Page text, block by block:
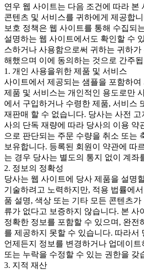
연우 웹 사이트는 다음 조건에 따라 본
콘텐츠 및 서비스를 귀하에게 제공합
보호 정책은 웹 사이트를 통해 수집되
설명하는 웹 사이트에서도 확인할 수
스하거나 사용함으로써 귀하는 귀하가
해했으며 이에 동의하는 것으로 간주
1. 개인 사용을위한 제품 및 서비스
사이트에서 제공되는 샘플을 포함하
제품 및 서비스는 개인적인 용도로만
에서 구입하거나 수령한 제품, 서비스
재판매 할 수 없습니다. 당사는 사전
사의 단독 재량에 따라 당사의 이용 약
으로 판단되는 주문 수량을 취소 또는
보유합니다. 등록된 회원이 약관에 따
는 경우 당사는 별도의 통지 없이 계좌
2. 정보의 정확성
당사는 웹 사이트에 당사 제품을 설명
기술하려고 노력하지만, 적용 법률에
품 설명, 색상 또는 기타 모든 콘텐츠
류가 없다고 보증하지 않습니다. 본 사
정확한 정보를 포함할 수 있으며, 완전
를 제공하지 못할 수 있습니다. 따라서
언제든지 정보를 변경하거나 업데이
또는 누락을 수정할 수 있는 권한을 갖
3. 지적 재산